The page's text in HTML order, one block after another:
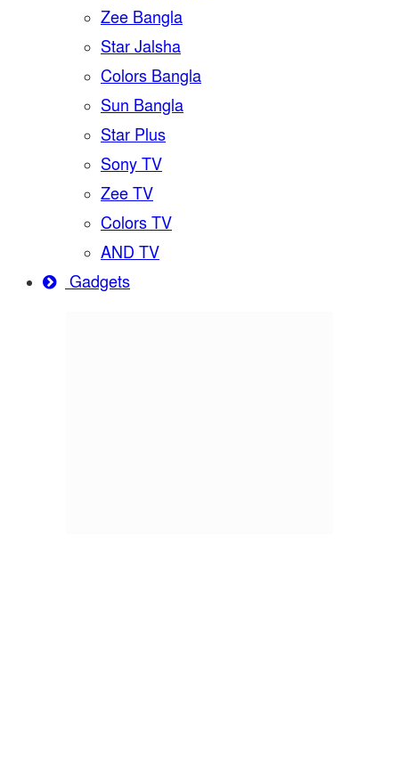
Zee Bangla
Star Jalsha
Colors Bangla
Sun Bangla
Star Plus
Sony TV
Zee TV
Colors TV
AND TV
Gadgets